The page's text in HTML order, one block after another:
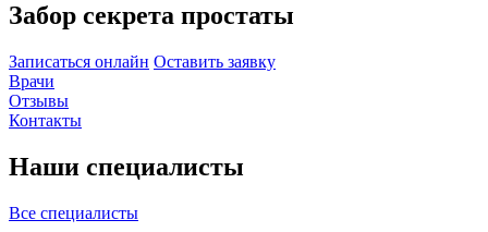
Забор секрета простаты
Записаться онлайн Оставить заявку
Врачи
Отзывы
Контакты
Наши специалисты
Все специалисты